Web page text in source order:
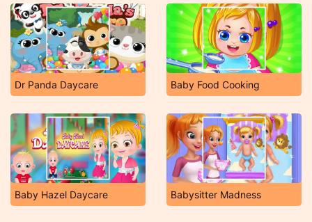
Dr Panda Daycare Baby Food Cooking
Baby Hazel Daycare Babysitter Madness